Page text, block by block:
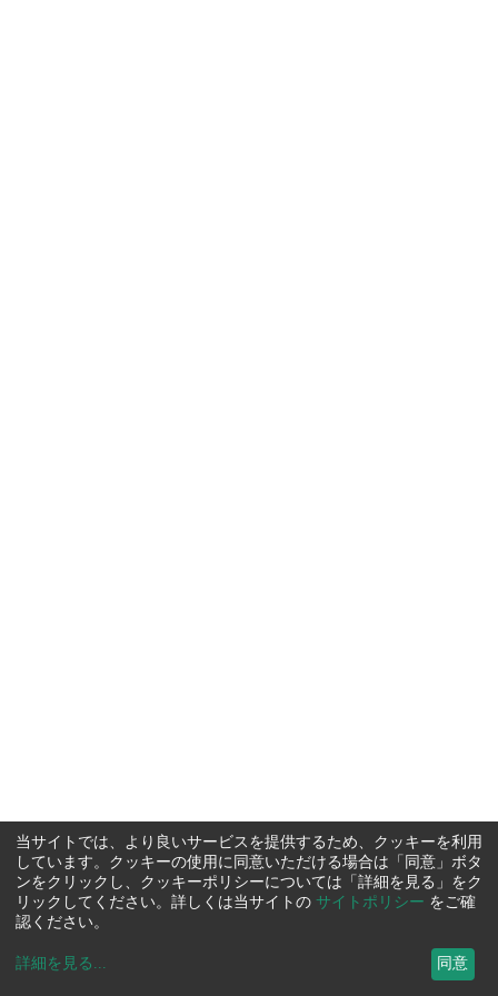
当サイトでは、より良いサービスを提供するため、クッキーを利用
しています。クッキーの使用に同意いただける場合は「同意」ボタ
ンをクリックし、クッキーポリシーについては「詳細を見る」をク
リックしてください。詳しくは当サイトの サイトポリシー をご確
認ください。
詳細を見る ... 同意